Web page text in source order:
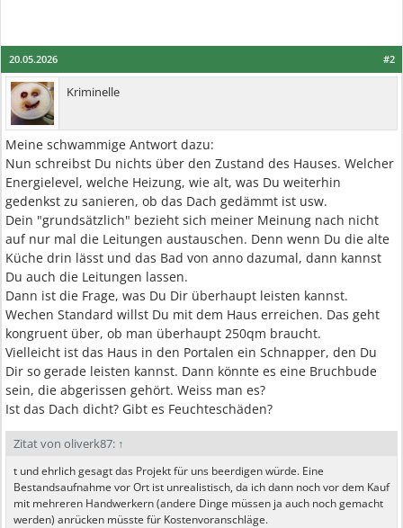
#2
20.05.2026
Kriminelle
Meine schwammige Antwort dazu:
Nun schreibst Du nichts über den Zustand des Hauses. Welcher
Energielevel, welche Heizung, wie alt, was Du weiterhin
gedenkst zu sanieren, ob das Dach gedämmt ist usw.
Dein "grundsätzlich" bezieht sich meiner Meinung nach nicht
auf nur mal die Leitungen austauschen. Denn wenn Du die alte
Küche drin lässt und das Bad von anno dazumal, dann kannst
Du auch die Leitungen lassen.
Dann ist die Frage, was Du Dir überhaupt leisten kannst.
Wechen Standard willst Du mit dem Haus erreichen. Das geht
kongruent über, ob man überhaupt 250qm braucht.
Vielleicht ist das Haus in den Portalen ein Schnapper, den Du
Dir so gerade leisten kannst. Dann könnte es eine Bruchbude
sein, die abgerissen gehört. Weiss man es?
Ist das Dach dicht? Gibt es Feuchteschäden?
Zitat von oliverk87: ↑
t und ehrlich gesagt das Projekt für uns beerdigen würde. Eine
Bestandsaufnahme vor Ort ist unrealistisch, da ich dann noch vor dem Kauf
mit mehreren Handwerkern (andere Dinge müssen ja auch noch gemacht
werden) anrücken müsste für Kostenvoranschläge.